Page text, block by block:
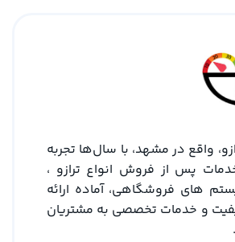
واقع در مشهد، با سال‌ها تجربه
پس از فروش انواع ترازو ،
های فروشگاهی، آماده ارائه
و خدمات تخصصی به مشتریان